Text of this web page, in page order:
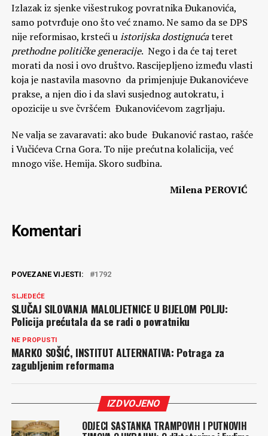
Izlazak iz sjenke višestrukog povratnika Đukanovića,
samo potvrđuje ono što već znamo. Ne samo da se DPS
nije reformisao, krsteći uistorijska dostignućateret
prethodne političke generacije. Nego i da će taj teret
morati da nosi i ovo društvo. Rascijepljeno između vlasti
koja je nastavila masovno da primjenjuje Đukanovićeve
prakse, a njen dio i da slavi susjednog autokratu, i
opozicije u sve čvršćem Đukanovićevom zagrljaju.
Ne valja se zavaravati: ako bude Đukanović rastao, rašće
i Vučićeva Crna Gora. To nije prećutna kolalicija, već
mnogo više. Hemija. Skoro sudbina.
Milena PEROVIĆ
Komentari
POVEZANE VIJESTI: 1792
SLJEDEĆE
SLUČAJ SILOVANJA MALOLJETNICE U BIJELOM POLJU:
Policija prećutala da se radi o povratniku
NE PROPUSTI
MARKO SOŠIĆ, INSTITUT ALTERNATIVA: Potraga za
zagubljenim reformama
IZDVOJENO
ODJECI SASTANKA TRAMPOVIH I PUTNOVIH